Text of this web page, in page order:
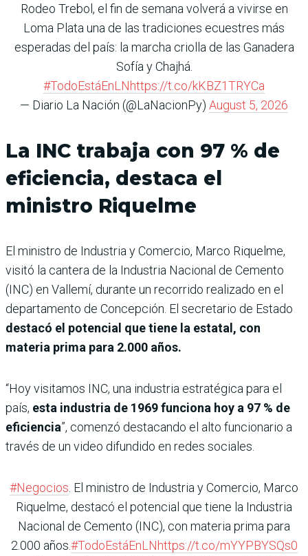
Rodeo Trebol, el fin de semana volverá a vivirse en
Loma Plata una de las tradiciones ecuestres más
esperadas del país: la marcha criolla de las Ganadera
Sofía y Chajhá.
#TodoEstáEnLNhttps://t.co/kKBZ1TRYCa
— Diario La Nación (@LaNacionPy) August 5, 2026
La INC trabaja con 97 % de
eficiencia, destaca el
ministro Riquelme
El ministro de Industria y Comercio, Marco Riquelme,
visitó la cantera de la Industria Nacional de Cemento
(INC) en Vallemí, durante un recorrido realizado en el
departamento de Concepción. El secretario de Estado
destacó el potencial que tiene la estatal, con
materia prima para 2.000 años.
“Hoy visitamos INC, una industria estratégica para el
país, esta industria de 1969 funciona hoy a 97 % de
eficiencia”, comenzó destacando el alto funcionario a
través de un video difundido en redes sociales.
#Negocios . El ministro de Industria y Comercio, Marco
Riquelme, destacó el potencial que tiene la Industria
Nacional de Cemento (INC), con materia prima para
2.000 años.#TodoEstáEnLNhttps://t.co/mYYPBYSQs0